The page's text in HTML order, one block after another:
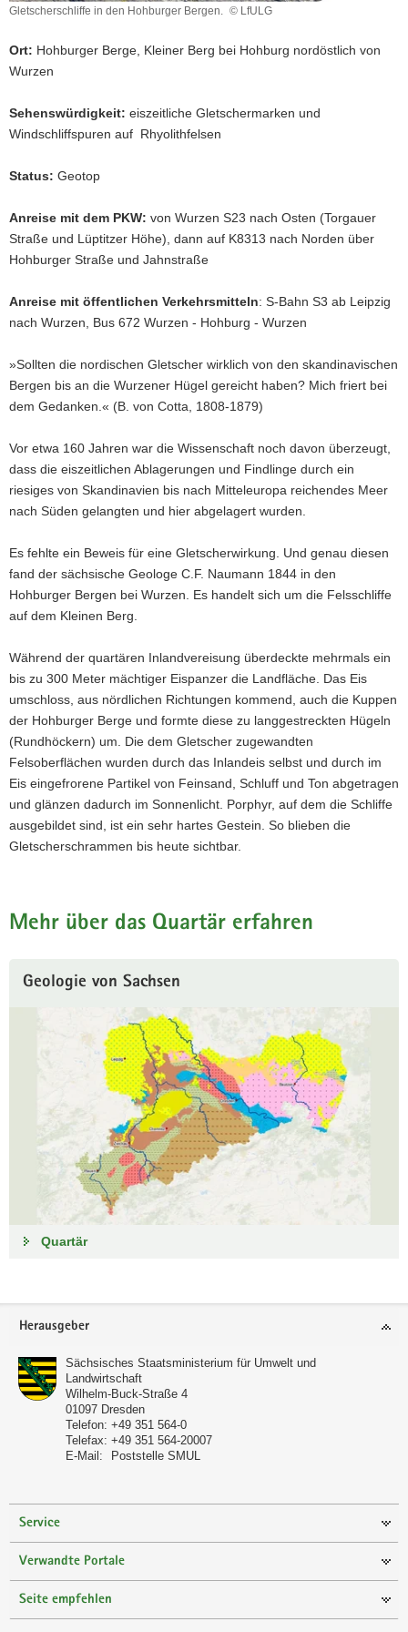
Gletscherschliffe in den Hohburger Bergen. © LfULG
in
Hohburger
Ort: Hohburger Berge, Kleiner Berg bei Hohburg nordöstlich von
Wurzen
Sehenswürdigkeit: eiszeitliche Gletschermarken und
Windschliffspuren auf Rhyolithfelsen
Status: Geotop
Anreise mit dem PKW: von Wurzen S23 nach Osten (Torgauer
Straße und Lüptitzer Höhe), dann auf K8313 nach Norden über
Hohburger Straße und Jahnstraße
Anreise mit öffentlichen Verkehrsmitteln: S-Bahn S3 ab Leipzig
nach Wurzen, Bus 672 Wurzen - Hohburg - Wurzen
»Sollten die nordischen Gletscher wirklich von den skandinavischen
Bergen bis an die Wurzener Hügel gereicht haben? Mich friert bei
dem Gedanken.« (B. von Cotta, 1808-1879)
Vor etwa 160 Jahren war die Wissenschaft noch davon überzeugt,
dass die eiszeitlichen Ablagerungen und Findlinge durch ein
riesiges von Skandinavien bis nach Mitteleuropa reichendes Meer
nach Süden gelangten und hier abgelagert wurden.
Es fehlte ein Beweis für eine Gletscherwirkung. Und genau diesen
fand der sächsische Geologe C.F. Naumann 1844 in den
Hohburger Bergen bei Wurzen. Es handelt sich um die Felsschliffe
auf dem Kleinen Berg.
Während der quartären Inlandvereisung überdeckte mehrmals ein
bis zu 300 Meter mächtiger Eispanzer die Landfläche. Das Eis
umschloss, aus nördlichen Richtungen kommend, auch die Kuppen
der Hohburger Berge und formte diese zu langgestreckten Hügeln
(Rundhöckern) um. Die dem Gletscher zugewandten
Felsoberflächen wurden durch das Inlandeis selbst und durch im
Eis eingefrorene Partikel von Feinsand, Schluff und Ton abgetragen
und glänzen dadurch im Sonnenlicht. Porphyr, auf dem die Schliffe
ausgebildet sind, ist ein sehr hartes Gestein. So blieben die
Gletscherschrammen bis heute sichtbar.
Mehr über das Quartär erfahren
Geologie von Sachsen
Quartär
Footer-
Herausgeber
Sächsisches Staatsministerium für Umwelt und
Landwirtschaft
Wilhelm-Buck-Straße 4
01097 Dresden
Telefon: +49 351 564-0
Telefax: +49 351 564-20007
E-Mail:
Poststelle SMUL
Service
Verwandte Portale
Seite empfehlen